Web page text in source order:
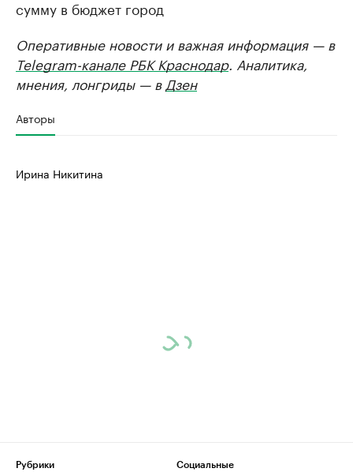
сумму в бюджет город
Оперативные новости и важная информация — в
Telegram-канале РБК Краснодар. Аналитика,
мнения, лонгриды — в Дзен
Авторы
Ирина Никитина
Рубрики
Социальные